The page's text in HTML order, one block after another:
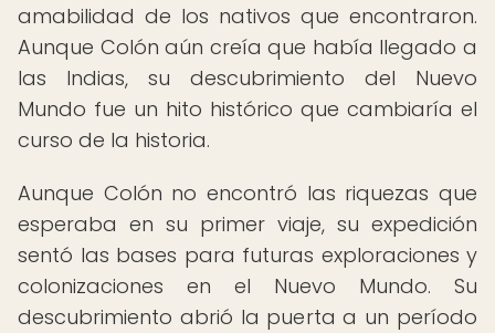
amabilidad de los nativos que encontraron.
Aunque Colón aún creía que había llegado a
las Indias, su descubrimiento del Nuevo
Mundo fue un hito histórico que cambiaría el
curso de la historia.
Aunque Colón no encontró las riquezas que
esperaba en su primer viaje, su expedición
sentó las bases para futuras exploraciones y
colonizaciones en el Nuevo Mundo. Su
descubrimiento abrió la puerta a un período